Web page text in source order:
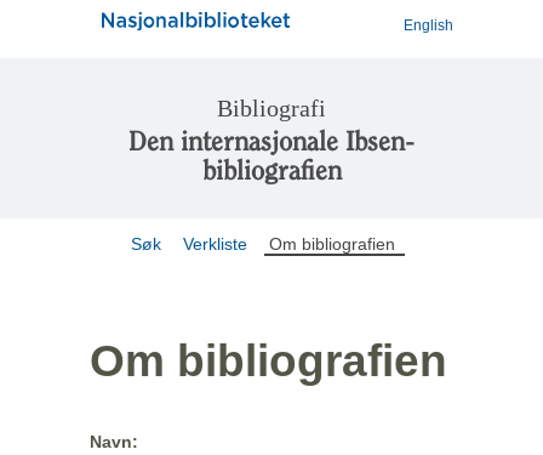
English
Bibliografi
Den internasjonale Ibsen-
bibliografien
Søk Verkliste Om bibliografien
Om bibliografien
Navn: